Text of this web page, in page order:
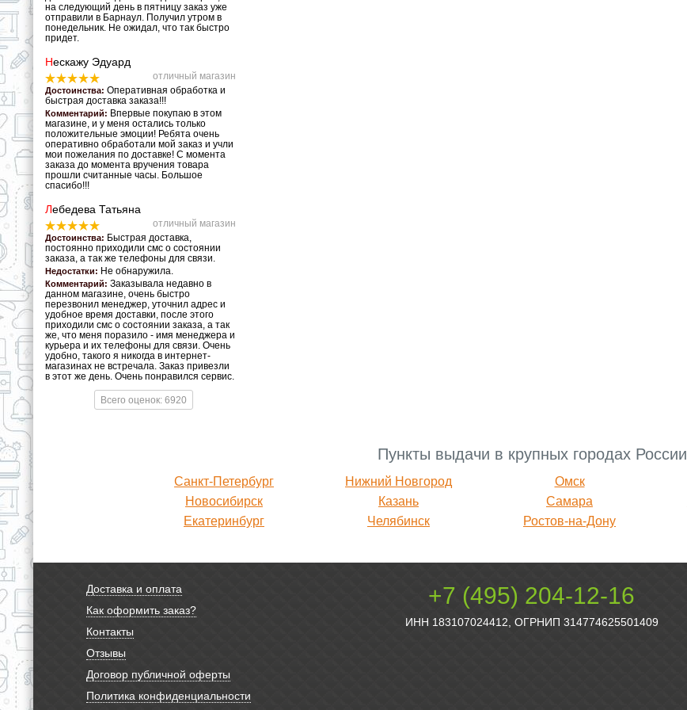
на следующий день в пятницу заказ уже
отправили в Барнаул. Получил утром в
понедельник. Не ожидал, что так быстро
придет.
Нескажу Эдуард
отличный магазин
Достоинства: Оперативная обработка и
быстрая доставка заказа!!!
Комментарий: Впервые покупаю в этом
магазине, и у меня остались только
положительные эмоции! Ребята очень
оперативно обработали мой заказ и учли
мои пожелания по доставке! С момента
заказа до момента вручения товара
прошли считанные часы. Большое
спасибо!!!
Лебедева Татьяна
отличный магазин
Достоинства: Быстрая доставка,
постоянно приходили смс о состоянии
заказа, а так же телефоны для связи.
Недостатки: Не обнаружила.
Комментарий: Заказывала недавно в
данном магазине, очень быстро
перезвонил менеджер, уточнил адрес и
удобное время доставки, после этого
приходили смс о состоянии заказа, а так
же, что меня поразило - имя менеджера и
курьера и их телефоны для связи. Очень
удобно, такого я никогда в интернет-
магазинах не встречала. Заказ привезли
в этот же день. Очень понравился сервис.
Всего оценок: 6920
Пункты выдачи в крупных городах России
Санкт-Петербург
Новосибирск
Екатеринбург
Нижний Новгород
Казань
Челябинск
Омск
Самара
Ростов-на-Дону
Доставка и оплата
Как оформить заказ?
Контакты
Отзывы
Договор публичной оферты
Политика конфиденциальности
+7 (495) 204-12-16
ИНН 183107024412, ОГРНИП 314774625501409